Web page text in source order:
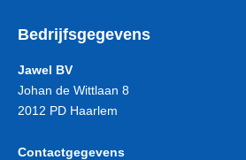
Bedrijfsgegevens
Jawel BV
Johan de Wittlaan 8
2012 PD Haarlem
Contactgegevens